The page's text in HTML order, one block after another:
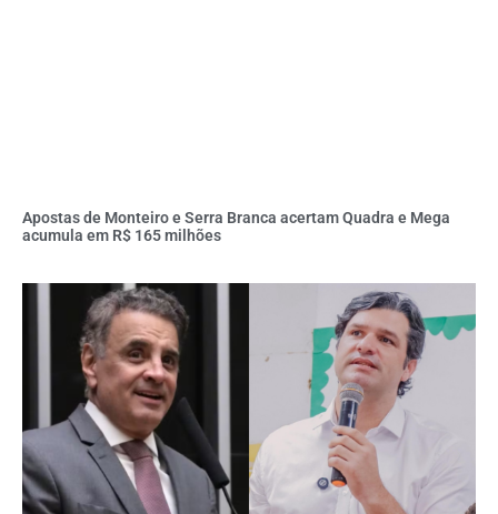
Apostas de Monteiro e Serra Branca acertam Quadra e Mega
acumula em R$ 165 milhões